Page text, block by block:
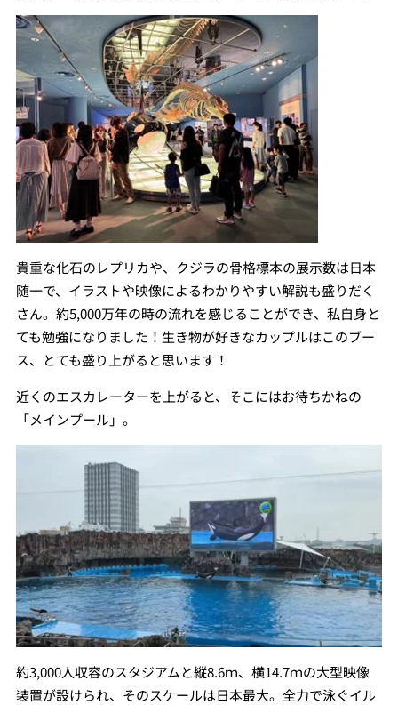
貴重な化石のレプリカや、クジラの骨格標本の展示数は日本
随一で、イラストや映像によるわかりやすい解説も盛りだく
さん。約5,000万年の時の流れを感じることができ、私自身と
ても勉強になりました！生き物が好きなカップルはこのブー
ス、とても盛り上がると思います！
近くのエスカレーターを上がると、そこにはお待ちかねの
「メインプール」。
約3,000人収容のスタジアムと縦8.6ｍ、横14.7ｍの大型映像
装置が設けられ、そのスケールは日本最大。全力で泳ぐイル